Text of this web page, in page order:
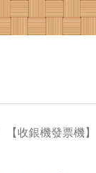
【收銀機發票機】